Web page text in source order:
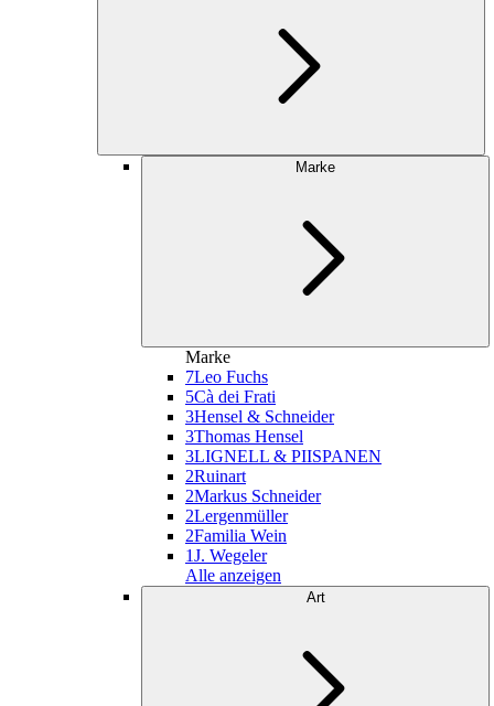
Marke
Marke
7Leo Fuchs
5Cà dei Frati
3Hensel & Schneider
3Thomas Hensel
3LIGNELL & PIISPANEN
2Ruinart
2Markus Schneider
2Lergenmüller
2Familia Wein
1J. Wegeler
Alle anzeigen
Art